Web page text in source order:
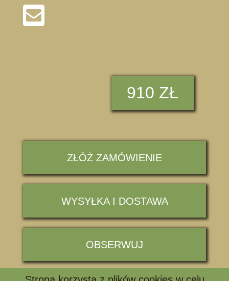
910 ZŁ
ZŁÓŻ ZAMÓWIENIE
WYSYŁKA I DOSTAWA
OBSERWUJ